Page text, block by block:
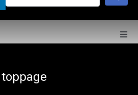
toppage